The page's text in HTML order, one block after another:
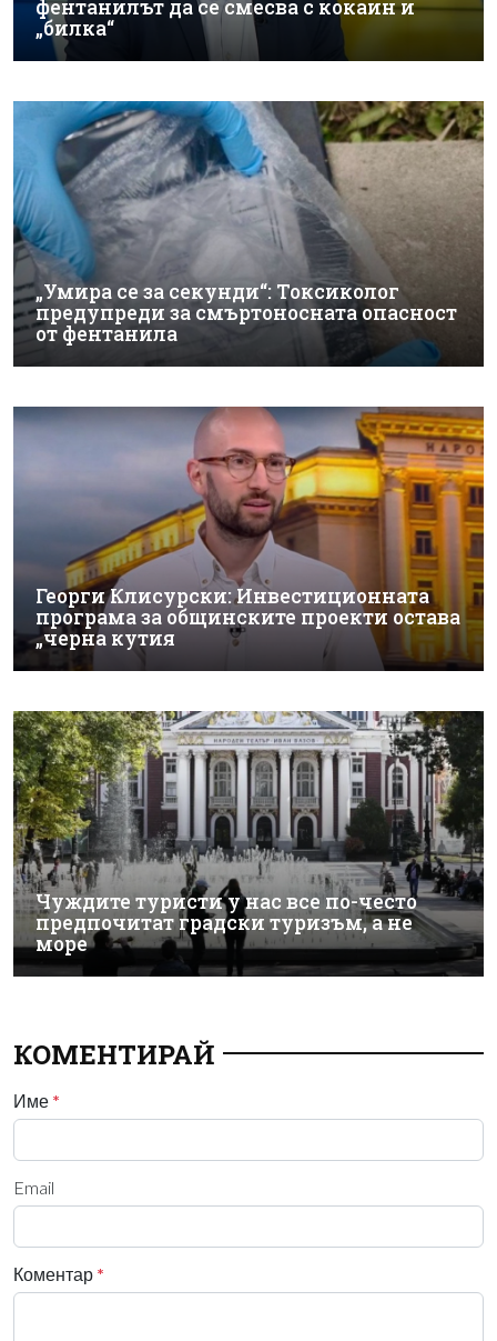
фентанилът да се смесва с кокаин и
„билка“
„Умира се за секунди“: Токсиколог
предупреди за смъртоносната опасност
от фентанила
Георги Клисурски: Инвестиционната
програма за общинските проекти остава
„черна кутия
Чуждите туристи у нас все по-често
предпочитат градски туризъм, а не
море
КОМЕНТИРАЙ
Име *
Email
Коментар *